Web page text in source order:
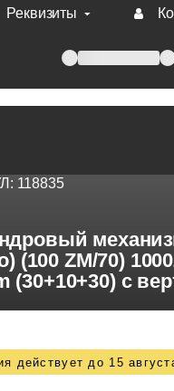
Реквизиты
по счету.
118835
(100 ZM/70)
(30+10+30) с
действует до 15